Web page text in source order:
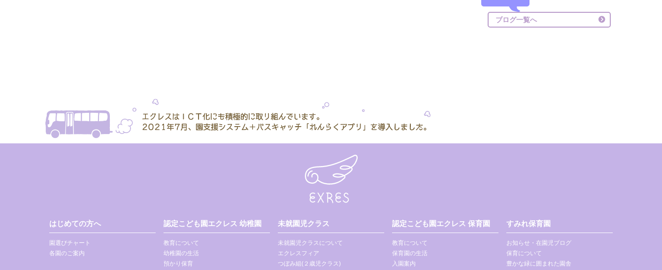
ブログ一覧へ
はじめての方へ
園選びチャート
各園のご案内
認定こども園エクレス 幼稚園
教育について
幼稚園の生活
預かり保育
未就園児クラス
未就園児クラスについて
エクレスフィア
つぼみ組(２歳児クラス)
認定こども園エクレス 保育園
教育について
保育園の生活
入園案内
すみれ保育園
お知らせ・在園児ブログ
保育について
豊かな緑に囲まれた園舎